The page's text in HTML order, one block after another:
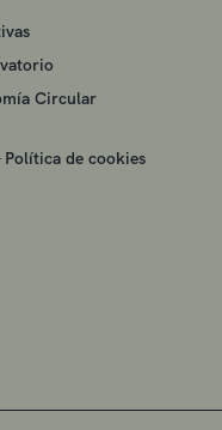
Circular
Política de cookies